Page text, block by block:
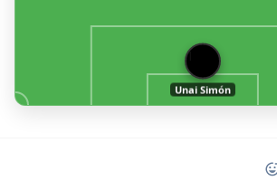
1
Unai Simón